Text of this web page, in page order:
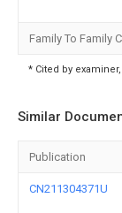
Family To Family
* Cited by
Similar
Publication
CN211304371U